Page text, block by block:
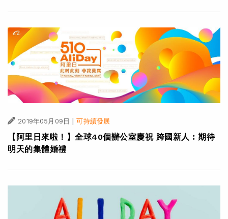
2019年05月09日 | 可持續發展
【阿里日來啦！】全球40個辦公室慶祝 跨國新人︰期待
明天的集體婚禮